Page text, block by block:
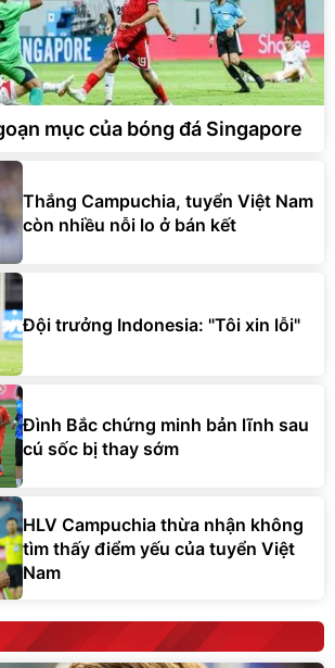
mục của bóng đá Singapore
Thắng Campuchia, tuyển Việt Nam
còn nhiều nỗi lo ở bán kết
Đội trưởng Indonesia: "Tôi xin lỗi"
Đình Bắc chứng minh bản lĩnh sau
cú sốc bị thay sớm
HLV Campuchia thừa nhận không
tìm thấy điểm yếu của tuyển Việt
Nam